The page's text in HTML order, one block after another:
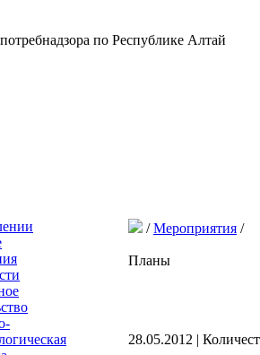
/Мероприятия /
Планы
28.05.2012 |